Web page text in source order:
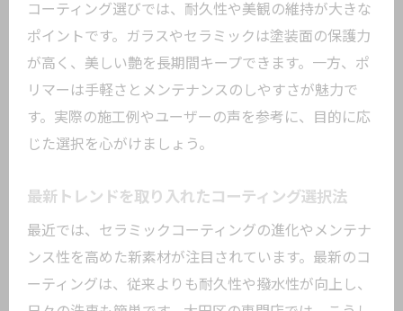
コーティング選びでは、耐久性や美観の維持が大きな
ポイントです。ガラスやセラミックは塗装面の保護力
が高く、美しい艶を長期間キープできます。一方、ポ
リマーは手軽さとメンテナンスのしやすさが魅力で
す。実際の施工例やユーザーの声を参考に、目的に応
じた選択を心がけましょう。
最新トレンドを取り入れたコーティング選択法
最近では、セラミックコーティングの進化やメンテナ
ンス性を高めた新素材が注目されています。最新のコ
ーティングは、従来よりも耐久性や撥水性が向上し、